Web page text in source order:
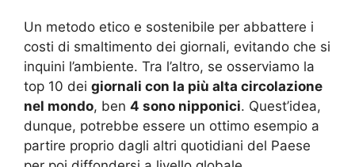
Un metodo etico e sostenibile per abbattere i
costi di smaltimento dei giornali, evitando che si
inquini l’ambiente. Tra l’altro, se osserviamo la
top 10 dei giornali con la più alta circolazione
nel mondo, ben 4 sono nipponici. Quest’idea,
dunque, potrebbe essere un ottimo esempio a
partire proprio dagli altri quotidiani del Paese